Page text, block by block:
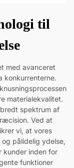
til
med avanceret
konkurrenterne.
materialekvalitet.
spektrum af
Ved at
vi, at vores
pålidelig ydelse,
kunder inden for
funktioner